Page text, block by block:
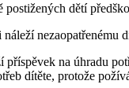
postižených dětí
na úhradu
dítěte, protože